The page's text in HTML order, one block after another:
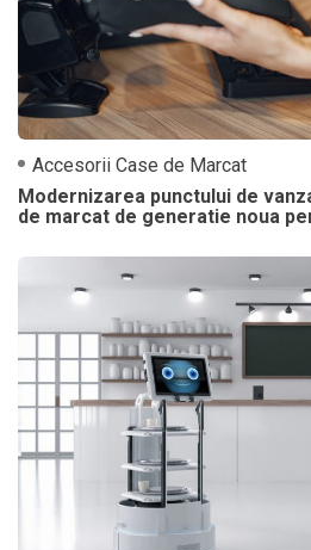
Accesorii Case de Marcat
Modernizarea punctului de
de marcat de generatie noua